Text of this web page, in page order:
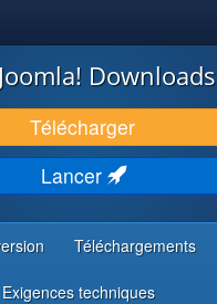
Joomla! Downloads
Télécharger
Lancer
Téléchargements
Exigences techniques